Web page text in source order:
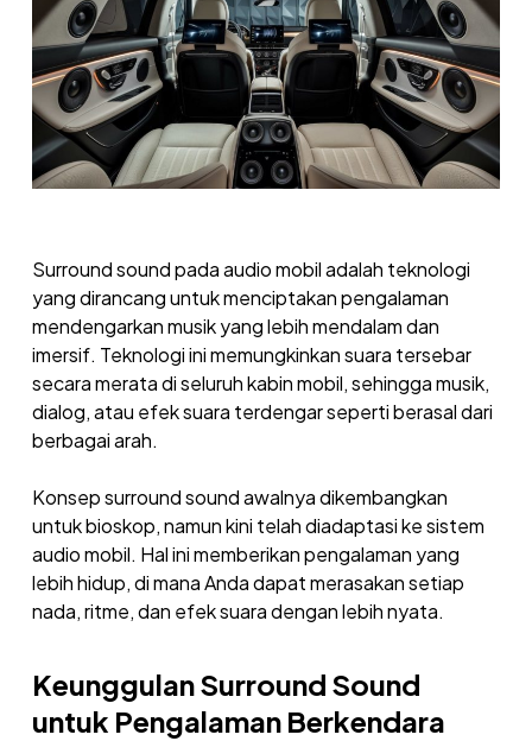
Surround sound pada audio mobil adalah teknologi
yang dirancang untuk menciptakan pengalaman
mendengarkan musik yang lebih mendalam dan
imersif. Teknologi ini memungkinkan suara tersebar
secara merata di seluruh kabin mobil, sehingga musik,
dialog, atau efek suara terdengar seperti berasal dari
berbagai arah.
Konsep surround sound awalnya dikembangkan
untuk bioskop, namun kini telah diadaptasi ke sistem
audio mobil. Hal ini memberikan pengalaman yang
lebih hidup, di mana Anda dapat merasakan setiap
nada, ritme, dan efek suara dengan lebih nyata.
Keunggulan Surround Sound
untuk Pengalaman Berkendara